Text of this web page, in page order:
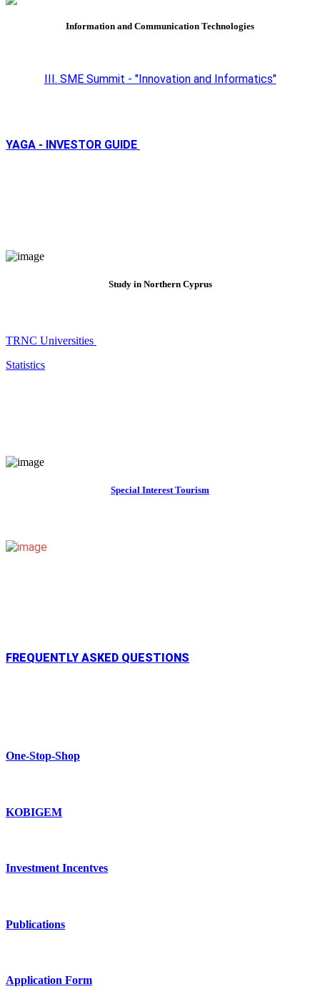
Information and Communication Technologies
III. SME Summit - "Innovation and Informatics"
YAGA - INVESTOR GUIDE
Study in Northern Cyprus
TRNC Universities
Statistics
Special Interest Tourism
FREQUENTLY ASKED QUESTIONS
One-Stop-Shop
KOBIGEM
Investment Incentves
Publications
Application Form